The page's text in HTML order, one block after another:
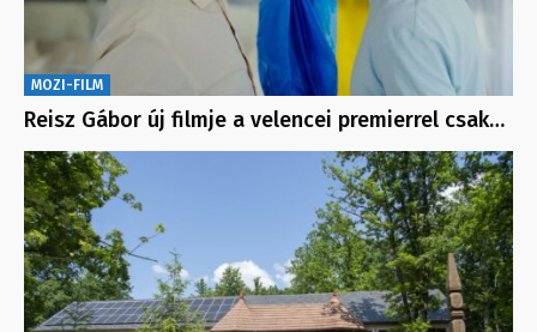
MOZI-FILM
Reisz Gábor új filmje a velencei premierrel csak…